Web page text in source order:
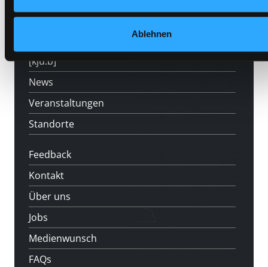
Ablehnen
Angebote
[kju:b]
News
Veranstaltungen
Standorte
Feedback
Kontakt
Über uns
Jobs
Medienwunsch
FAQs